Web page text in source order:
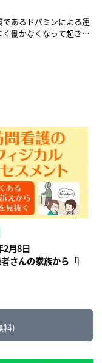
別されます。 監修：
長 豊田 早苗
あるドパミンによる運
働かなくなって起きる
症状が見られます。パー
薬などの副作用として症
あるため、薬剤の中止や
状況・症状、報告のタ
2月8日
さんの家族から「口か
料)